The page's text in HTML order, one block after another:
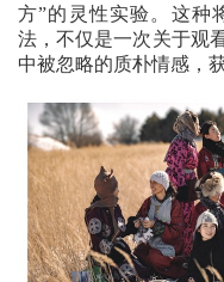
方”的灵性实验。这种
法，不仅是一次关于观
中被忽略的质朴情感，